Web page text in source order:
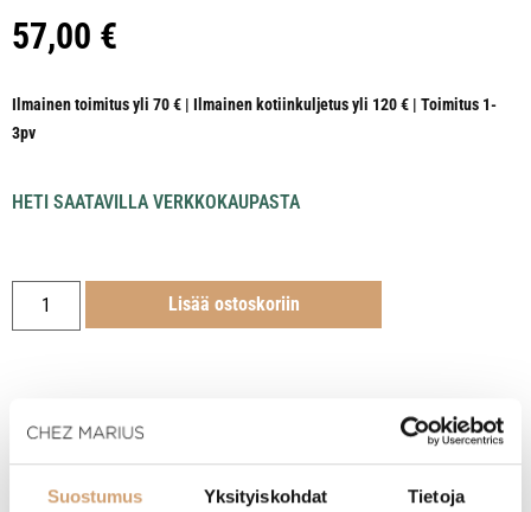
Suostumus Yksityiskohdat Tietoja
57,00 €
Ilmainen toimitus yli 70 € | Ilmainen kotiinkuljetus yli 120 € | Toimitus 1-
3pv
HETI SAATAVILLA VERKKOKAUPASTA
Lisää ostoskoriin
Tuotekuvaus